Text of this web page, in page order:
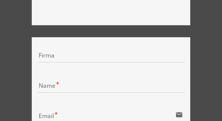
Firma
Name
Email email